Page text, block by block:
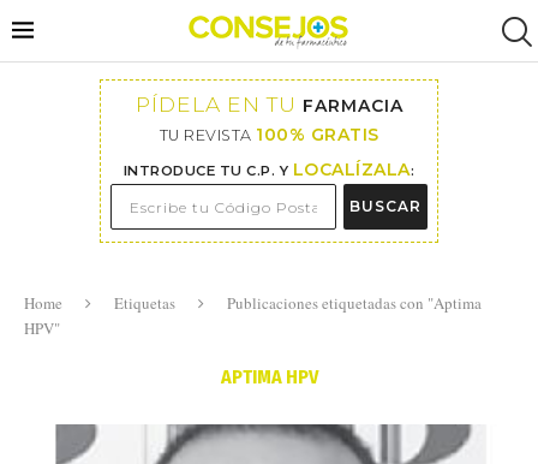
PÍDELA EN TU FARMACIA
TU REVISTA 100% GRATIS
INTRODUCE TU C.P. Y LOCALÍZALA:
BUSCAR
Home Etiquetas
Publicaciones etiquetadas con "Aptima
HPV"
APTIMA HPV